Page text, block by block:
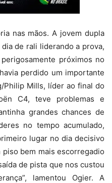
nas mãos. A jovem dupla
de rali liderando a prova,
próximos no
perdido um importante
Philip Mills, líder ao final do
C4, teve problemas e
grandes chances de
no tempo acumulado,
lugar no dia decisivo
bem mais escorregadio
de pista que nos custou
lamentou Ogier. A